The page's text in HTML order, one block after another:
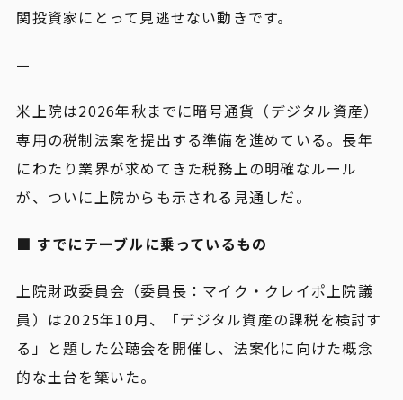
関投資家にとって見逃せない動きです。
—
米上院は2026年秋までに暗号通貨（デジタル資産）
専用の税制法案を提出する準備を進めている。長年
にわたり業界が求めてきた税務上の明確なルール
が、ついに上院からも示される見通しだ。
■ すでにテーブルに乗っているもの
上院財政委員会（委員長：マイク・クレイポ上院議
員）は2025年10月、「デジタル資産の課税を検討す
る」と題した公聴会を開催し、法案化に向けた概念
的な土台を築いた。